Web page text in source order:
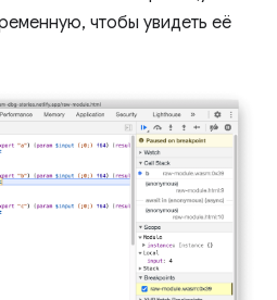
чтобы увидеть её